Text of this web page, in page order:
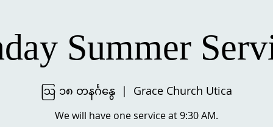
Summer
ဩ ၁၈ တနင်္ဂနွေ
  |
Grace Church Utica
We will have one service at 9:30 AM.